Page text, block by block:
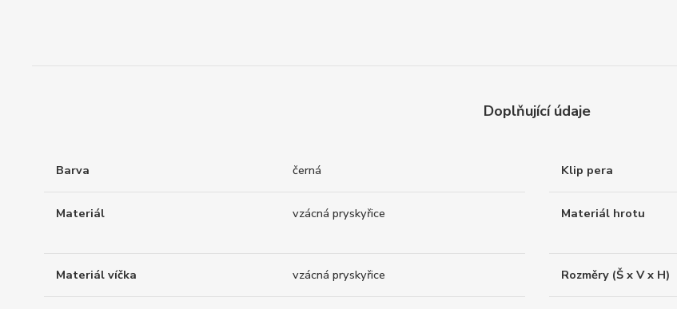
Doplňující údaje
Barva černá Klip pera
Materiál vzácná pryskyřice Materiál hrotu
Materiál víčka vzácná pryskyřice Rozměry (Š x V x H)